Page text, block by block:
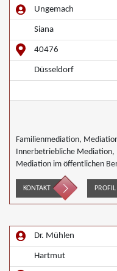
Ungemach
Siana
40476
Düsseldorf
Familienmediation,
Innerbetriebliche Mediation,
Mediation im öffentlichen
Gruppenkonflikten,
Umweltmediation
KONTAKT PROFIL
Dr. Mühlen
Hartmut